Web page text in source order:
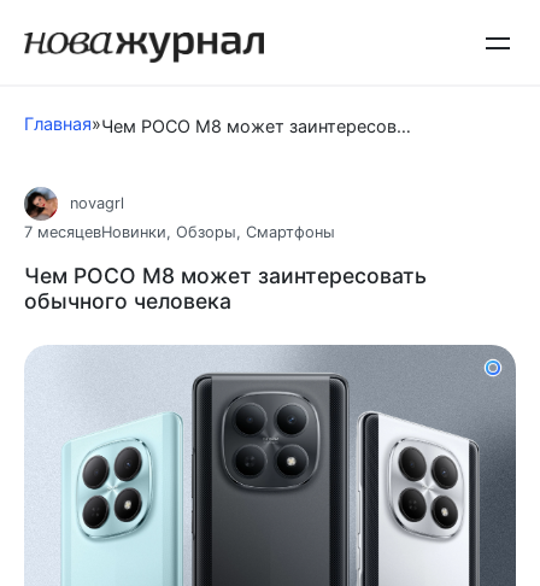
Главная» Чем POCO M8 может заинтересовать обычного человека
novagrl
7 месяцевНовинки, Обзоры, Смартфоны
Чем POCO M8 может заинтересовать
обычного человека